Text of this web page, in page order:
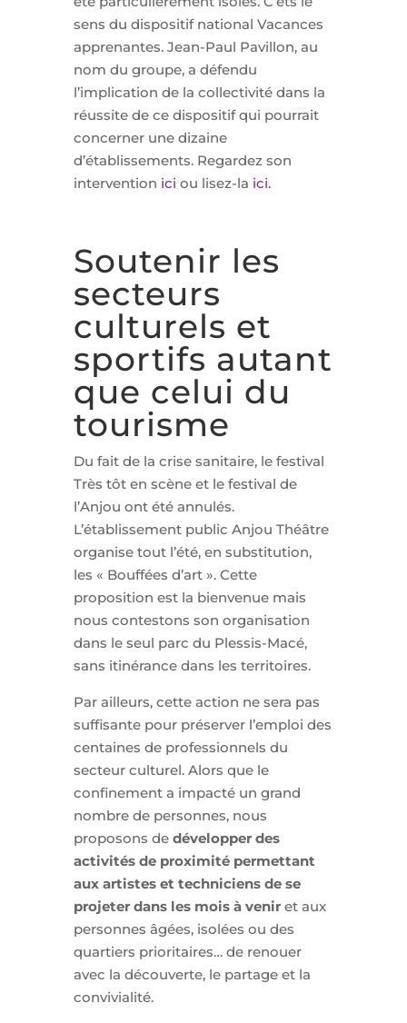
sens du dispositif national Vacances
apprenantes. Jean-Paul Pavillon, au
nom du groupe, a défendu
l’implication de la collectivité dans la
réussite de ce dispositif qui pourrait
concerner une dizaine
d’établissements. Regardez son
intervention ici ou lisez-la ici.
Soutenir les
secteurs
culturels et
sportifs autant
que celui du
tourisme
Du fait de la crise sanitaire, le festival
Très tôt en scène et le festival de
l’Anjou ont été annulés.
L’établissement public Anjou Théâtre
organise tout l’été, en substitution,
les « Bouffées d’art ». Cette
proposition est la bienvenue mais
nous contestons son organisation
dans le seul parc du Plessis-Macé,
sans itinérance dans les territoires.
Par ailleurs, cette action ne sera pas
suffisante pour préserver l’emploi des
centaines de professionnels du
secteur culturel. Alors que le
confinement a impacté un grand
nombre de personnes, nous
proposons de développer des
activités de proximité permettant
aux artistes et techniciens de se
projeter dans les mois à veniret aux
personnes âgées, isolées ou des
quartiers prioritaires… de renouer
avec la découverte, le partage et la
convivialité.